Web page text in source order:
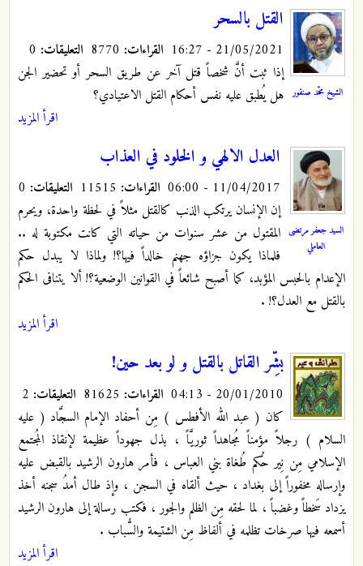
الشيخ محمّد صنقور
القتل بالسحر
21/05/2021 - 16:27 القراءات: التعليقات:
إذا ثبت أنَّ شخصاً قتل آخر عن طريق السحر أو تحضير الجن
هل يُطبق عليه نفس أحكام القتل الاعتيادي؟
اقرأ المزيد
السيد جعفر مرتضى
العاملي
العدل الالهي و الخلود في العذاب
11/04/2017 - 06:00 القراءات: التعليقات:
إن الإنسان يرتكب الذنب كالقتل مثلاً في لحظة واحدة، ويحرم
المقتول من عشر سنوات من حياته التي كانت مكتوبة له ..
فلماذا يكون جزاؤه جهنم خالداً فيها؟! ولماذا لا يبدل حكم
الإعدام بالحبس المؤبد، كما أصبح شائعاً في القوانين الوضعية؟! ألا يتنافى الحكم
بالقتل مع العدل؟! .
اقرأ المزيد
بشِّر القاتل بالقتل و لو بعد حين!
20/01/2010 - 04:13 القراءات: التعليقات:
كان ( عبد الله الأفطس ) مِن أحفاد الإمام السجَّاد ( عليه
السلام ) رجلاً مؤمناً مُجاهداً ثوريَّاً ، بذل جهوداً عظيمة لإنقاذ المُجتمع
الإسلامي مِن نِير حُكم طُغاة بني العباس ، فأمر هارون الرشيد بالقبض عليه
وإرساله مخفوراً إلى بغداد ، حيث ألقاه في السجن ، وإذ طال أمدُ سجنه أخذ
يزداد سَخطاً وغضباً ، لما لحقه مِن الظلم والجور ، فكتب رسالة إلى هارون الرشيد
أسمعه فيها صرخات تظلمه في ألفاظ مِن الشتيمة والسُّباب .
اقرأ المزيد